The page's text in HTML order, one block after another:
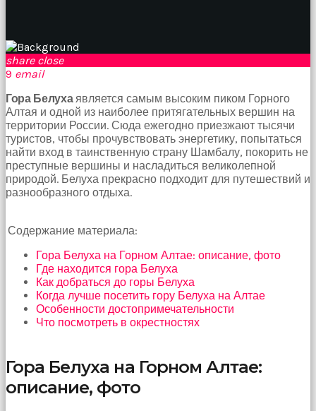
bunu
tekrar
yapmak
sözleşiyorlar
altyazılı
porno
Arkadaşımın
evine
takılmaya
gittiğimde
tombul
bakmaktan
konsantre
olamıyordum
süreliğine
ortadan
kaybolduğunda
share close
9 email
Гора Белухаявляется самым высоким пиком Горного
Алтая и одной из наиболее притягательных вершин на
территории России. Сюда ежегодно приезжают тысячи
туристов, чтобы прочувствовать энергетику, попытаться
найти вход в таинственную страну Шамбалу, покорить не
преступные вершины и насладиться великолепной
природой. Белуха прекрасно подходит для путешествий и
разнообразного отдыха.
Содержание материала:
Гора Белуха на Горном Алтае: описание, фото
Где находится гора Белуха
Как добраться до горы Белуха
Когда лучше посетить гору Белуха на Алтае
Особенности достопримечательности
Что посмотреть в окрестностях
Гора Белуха на Горном Алтае:
описание, фото